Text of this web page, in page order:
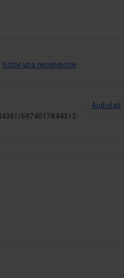
Scrivi una recensione
6974017844312
Audiolab